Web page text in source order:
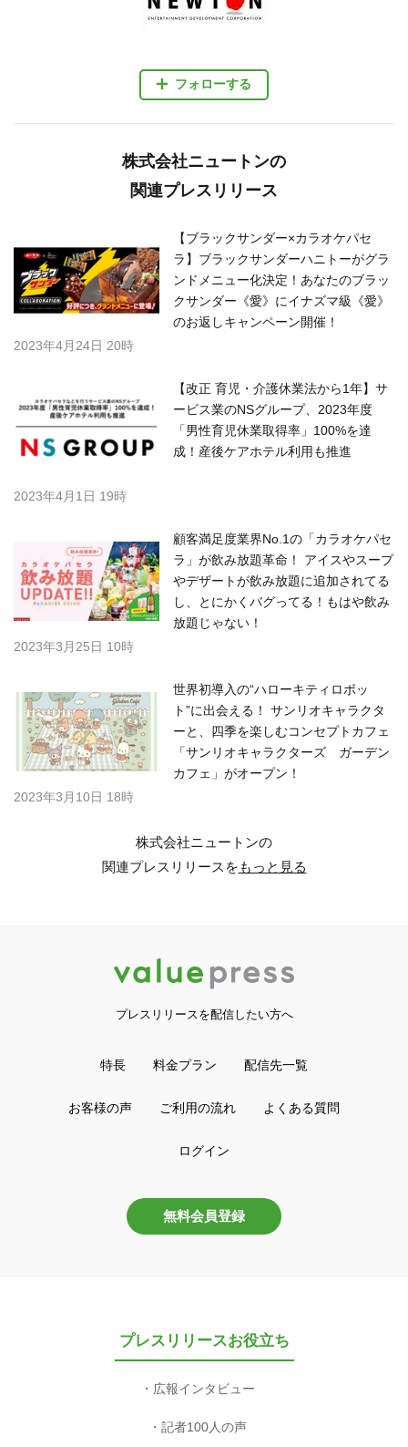
フォローする
株式会社ニュートンの
関連プレスリリース
【ブラックサンダー×カラオケパセ
ラ】ブラックサンダーハニトーがグラ
ンドメニュー化決定！あなたのブラッ
クサンダー《愛》にイナズマ級《愛》
のお返しキャンペーン開催！
2023年4月24日 20時
【改正 育児・介護休業法から1年】サ
ービス業のNSグループ、2023年度
「男性育児休業取得率」100%を達
成！産後ケアホテル利用も推進
2023年4月1日 19時
顧客満足度業界No.1の「カラオケパセ
ラ」が飲み放題革命！ アイスやスープ
やデザートが飲み放題に追加されてる
し、とにかくバグってる！もはや飲み
放題じゃない！
2023年3月25日 10時
世界初導入の“ハローキティロボッ
ト”に出会える！ サンリオキャラクタ
ーと、四季を楽しむコンセプトカフェ
「サンリオキャラクターズ ガーデン
カフェ」がオープン！
2023年3月10日 18時
株式会社ニュートンの
関連プレスリリースをもっと見る
プレスリリースを配信したい方へ
特長 料金プラン 配信先一覧
お客様の声 ご利用の流れ よくある質問
ログイン
無料会員登録
プレスリリースお役立ち
広報インタビュー
記者100人の声